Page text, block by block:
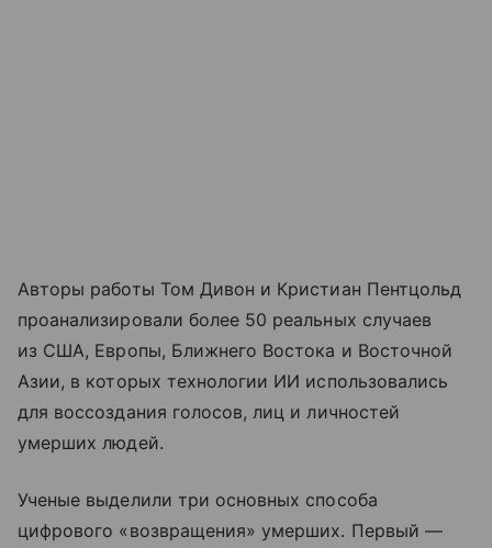
Авторы работы Том Дивон и Кристиан Пентцольд
проанализировали более 50 реальных случаев
из США, Европы, Ближнего Востока и Восточной
Азии, в которых технологии ИИ использовались
для воссоздания голосов, лиц и личностей
умерших людей.
Ученые выделили три основных способа
цифрового «возвращения» умерших. Первый —